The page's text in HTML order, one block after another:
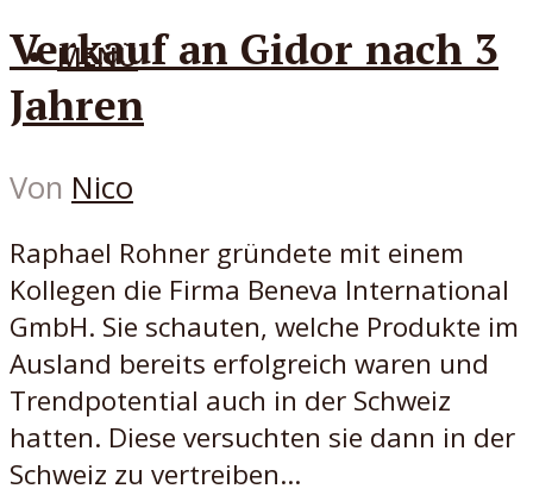
MENÜ
Verkauf an Gidor nach 3
Jahren
Von Nico
Raphael Rohner gründete mit einem
Kollegen die Firma Beneva International
GmbH. Sie schauten, welche Produkte im
Ausland bereits erfolgreich waren und
Trendpotential auch in der Schweiz
hatten. Diese versuchten sie dann in der
Schweiz zu vertreiben...